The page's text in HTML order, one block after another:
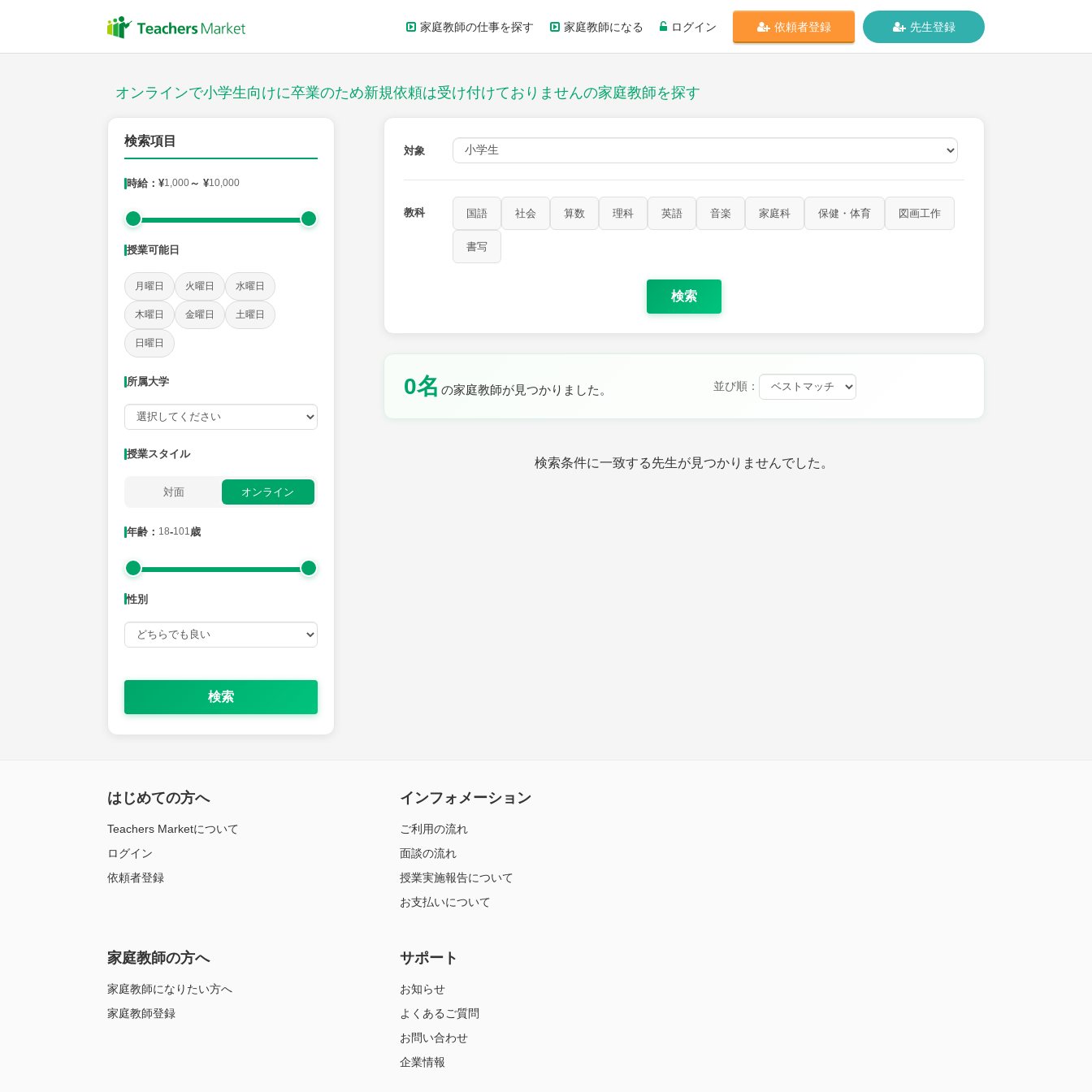
家庭教師の仕事を探す 家庭教師になる ログイン 依頼者登録 先生登録
オンラインで小学生向けに卒業のため新規依頼は受け付けておりませんの家庭教師を探す
検索項目
時給：¥1,000～ ¥10,000
授業可能日
月曜日 火曜日 水曜日
木曜日 金曜日 土曜日
日曜日
所属大学
授業スタイル
対面 オンライン
年齢： 18-101歳
性別
検索
対象
教科 国語 社会 算数 理科 英語 音楽 家庭科 保健・体育 図画工作
書写
検索
0名 の家庭教師が見つかりました。 並び順：
検索条件に一致する先生が見つかりませんでした。
授業スタイル
社会 保健・体育 図画工作 書写
時給：¥1,000 ～ ¥10,000
授業可能日
火曜日 土曜日 日曜日
所属大学
はじめての方へ
Teachers Marketについて
ログイン
依頼者登録
インフォメーション
ご利用の流れ
面談の流れ
授業実施報告について
お支払いについて
家庭教師の方へ
家庭教師になりたい方へ
家庭教師登録
サポート
お知らせ
よくあるご質問
お問い合わせ
企業情報